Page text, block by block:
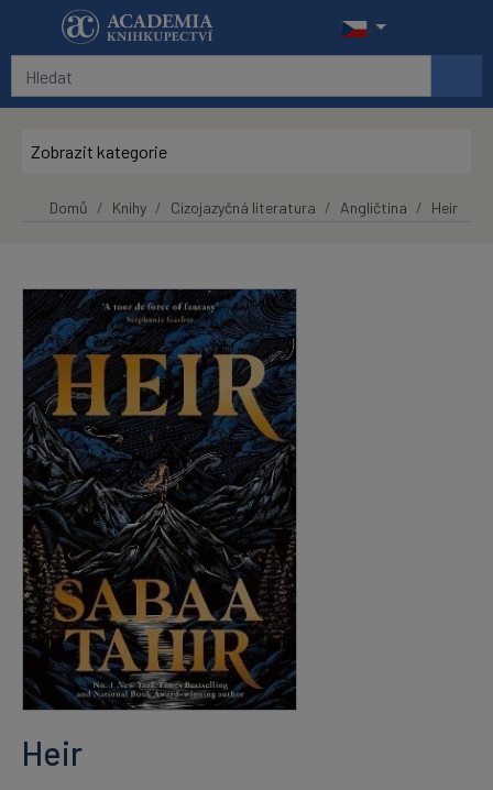
Přeskočit na hlavní obsah
Zobrazit kategorie
Domů Knihy Cizojazyčná literatura Angličtina Heir
Heir